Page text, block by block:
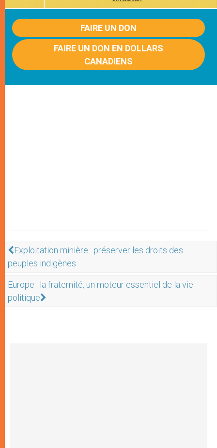
FAIRE UN DON
FAIRE UN DON EN DOLLARS
CANADIENS
Exploitation minière : préserver les droits des
peuples indigènes
Europe : la fraternité, un moteur essentiel de la vie
politique